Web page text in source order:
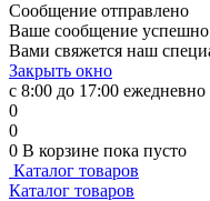
Сообщение отправлено
Ваше сообщение
Вами свяжется наш
Закрыть окно
с 8:00 до 17:00 ежедневно
0
0
0 В корзине пока пусто
Каталог товаров
Каталог товаров